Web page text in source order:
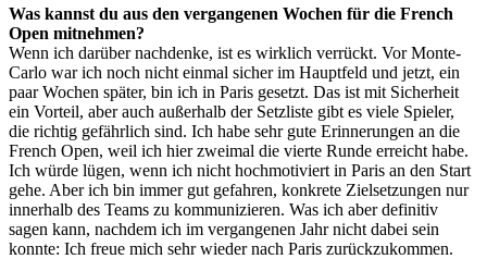
Partner führen diese Informationen möglicherweise mit
weiteren Daten zusammen, die Sie ihnen bereitgestellt
haben oder die sie im Rahmen Ihrer Nutzung der Dienste
gesammelt haben. Die Cookie-Einstellungenkönnen
jederzeit über den Link im Footer aufgerufen und
angepasst werden.
Was kannst du aus den vergangenen Wochen für die French
Open mitnehmen?
Wenn ich darüber nachdenke, ist es wirklich verrückt. Vor Monte-
Carlo war ich noch nicht einmal sicher im Hauptfeld und jetzt, ein
paar Wochen später, bin ich in Paris gesetzt. Das ist mit Sicherheit
ein Vorteil, aber auch außerhalb der Setzliste gibt es viele Spieler,
die richtig gefährlich sind. Ich habe sehr gute Erinnerungen an die
French Open, weil ich hier zweimal die vierte Runde erreicht habe.
Ich würde lügen, wenn ich nicht hochmotiviert in Paris an den Start
gehe. Aber ich bin immer gut gefahren, konkrete Zielsetzungen nur
innerhalb des Teams zu kommunizieren. Was ich aber definitiv
sagen kann, nachdem ich im vergangenen Jahr nicht dabei sein
konnte: Ich freue mich sehr wieder nach Paris zurückzukommen.